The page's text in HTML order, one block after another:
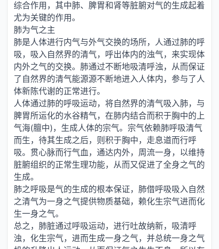
综合作用，其中肺、脾胃和肾等脏腑对气的生成起着
尤为关键的作用。
肺为气之主
肺是人体进行内气与外气交换的场所，人通过肺的呼
吸，吸入自然界的清气，呼出体内的浊气，来实现体
内外之气的交换。肺通过不断地吸清呼浊，从而保证
了自然界的清气能源源不断地进入人体内，参与了人
体新陈代谢的正常进行。
人体通过肺的呼吸运动，将自然界的清气吸入肺，与
脾胃所运化的水谷精气，在肺内结合而积于胸中的上
气海(膻中)，生成人体的宗气。宗气依赖肺呼吸清气
而生，待其生成之后，则积于胸中，走息道而行呼
吸。贯心脉而行气血，通达内外，周流一身，以维持
脏腑组织的正常生理功能，从而又促进了全身之气的
生成。
肺之呼吸是气的生成的根本保证，肺借呼吸吸入自然
之清气为一身之气提供物质基础，赖化生宗气进而化
生一身之气。
总之，肺脏通过呼吸运动，进行吐故纳新，吸清呼
浊，化生宗气，进而生成一身之气，并总统一身之气